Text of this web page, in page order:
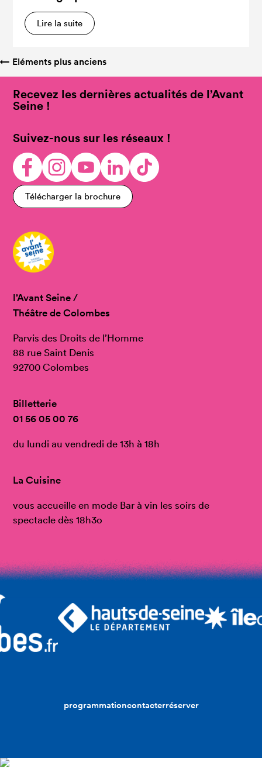
Lire la suite
← Eléments plus anciens
Recevez les dernières actualités de l’Avant
Seine !
Suivez-nous sur les réseaux !
Télécharger la brochure
l’Avant Seine /
Théâtre de Colombes
Parvis des Droits de l’Homme
88 rue Saint Denis
92700 Colombes
Billetterie
01 56 05 00 76
du lundi au vendredi de 13h à 18h
La Cuisine
vous accueille en mode Bar à vin les soirs de
spectacle dès 18h3o
programmationcontacterréserver